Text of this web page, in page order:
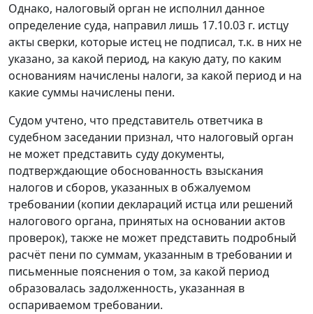
Однако, налоговый орган не исполнил данное
определение суда, направил лишь 17.10.03 г. истцу
акты сверки, которые истец не подписал, т.к. в них не
указано, за какой период, на какую дату, по каким
основаниям начислены налоги, за какой период и на
какие суммы начислены пени.
Судом учтено, что представитель ответчика в
судебном заседании признал, что налоговый орган
не может представить суду документы,
подтверждающие обоснованность взыскания
налогов и сборов, указанных в обжалуемом
требовании (копии деклараций истца или решений
налогового органа, принятых на основании актов
проверок), также не может представить подробный
расчёт пени по суммам, указанным в требовании и
письменные пояснения о том, за какой период
образовалась задолженность, указанная в
оспариваемом требовании.